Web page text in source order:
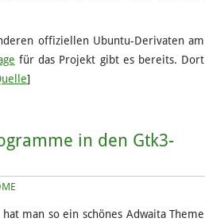
offiziellen Ubuntu-Derivaten am
für das Projekt gibt es bereits. Dort
]
in den Gtk3-
man so ein schönes Adwaita Theme